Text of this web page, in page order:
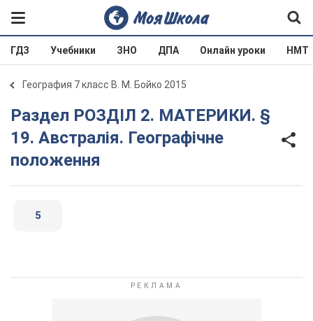
ГДЗ Учебники ЗНО ДПА Онлайн уроки НМТ
География 7 класс В. М. Бойко 2015
Раздел РОЗДІЛ 2. МАТЕРИКИ. §
19. Австралія. Географічне
положення
5